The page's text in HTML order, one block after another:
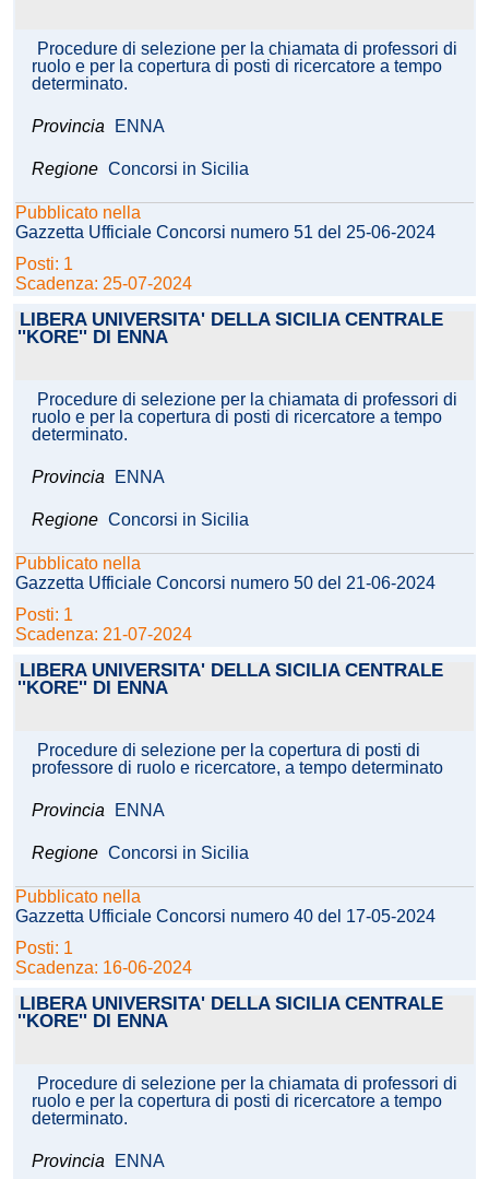
Procedure di selezione per la chiamata di professori di
ruolo e per la copertura di posti di ricercatore a tempo
determinato.
Provincia ENNA
Regione Concorsi in Sicilia
Pubblicato nella
Gazzetta Ufficiale Concorsi numero 51 del 25-06-2024
Posti: 1
Scadenza: 25-07-2024
LIBERA UNIVERSITA' DELLA SICILIA CENTRALE
''KORE'' DI ENNA
Procedure di selezione per la chiamata di professori di
ruolo e per la copertura di posti di ricercatore a tempo
determinato.
Provincia ENNA
Regione Concorsi in Sicilia
Pubblicato nella
Gazzetta Ufficiale Concorsi numero 50 del 21-06-2024
Posti: 1
Scadenza: 21-07-2024
LIBERA UNIVERSITA' DELLA SICILIA CENTRALE
''KORE'' DI ENNA
Procedure di selezione per la copertura di posti di
professore di ruolo e ricercatore, a tempo determinato
Provincia ENNA
Regione Concorsi in Sicilia
Pubblicato nella
Gazzetta Ufficiale Concorsi numero 40 del 17-05-2024
Posti: 1
Scadenza: 16-06-2024
LIBERA UNIVERSITA' DELLA SICILIA CENTRALE
''KORE'' DI ENNA
Procedure di selezione per la chiamata di professori di
ruolo e per la copertura di posti di ricercatore a tempo
determinato.
Provincia ENNA